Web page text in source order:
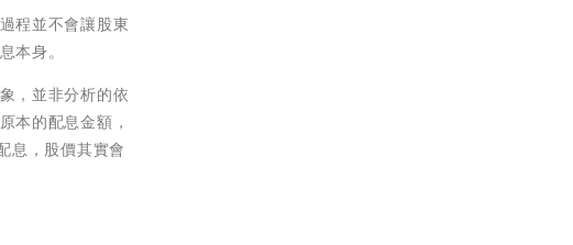
程並不會讓股東
本身。
，並非分析的依
本的配息金額，
息，股價其實會